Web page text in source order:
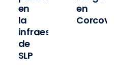
en
la
infraestructura
de
SLP
en